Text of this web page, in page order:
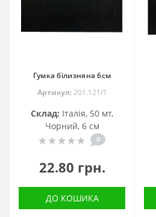
Гумка білизняна 6см
Артикул:201.121/1
Склад: Італія, 50 мт,
Чорний, 6 см
0
22.80 грн.
ДО КОШИКА